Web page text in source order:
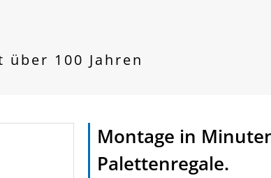
über 100 Jahren​​
Montage in
Palettenregale.